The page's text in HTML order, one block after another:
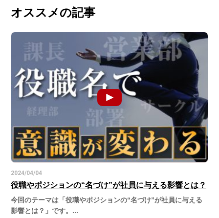
オススメの記事
2024/04/04
役職やポジションの“名づけ”が社員に与える影響とは？
今回のテーマは「役職やポジションの“名づけ”が社員に与える
影響とは？」です。...